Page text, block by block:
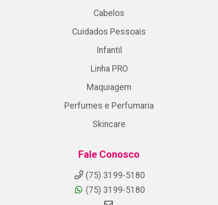
Cabelos
Cuidados Pessoais
Infantil
Linha PRO
Maquiagem
Perfumes e Perfumaria
Skincare
Fale Conosco
(75) 3199-5180
(75) 3199-5180